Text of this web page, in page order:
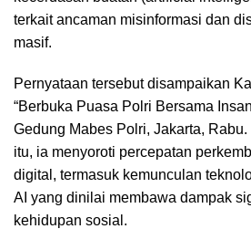
terkait ancaman misinformasi dan
masif.
Pernyataan tersebut disampaikan
“Berbuka Puasa Polri Bersama
Gedung Mabes Polri, Jakarta,
itu, ia menyoroti percepatan
digital, termasuk kemunculan
AI yang dinilai membawa dampak
kehidupan sosial.